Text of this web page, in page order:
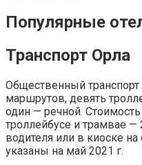
Популярные
Транспорт Орла
Общественный
маршрутов, девять
один — речной.
троллейбусе и трамвае —
водителя или в киоске
указаны на май 2021 г.